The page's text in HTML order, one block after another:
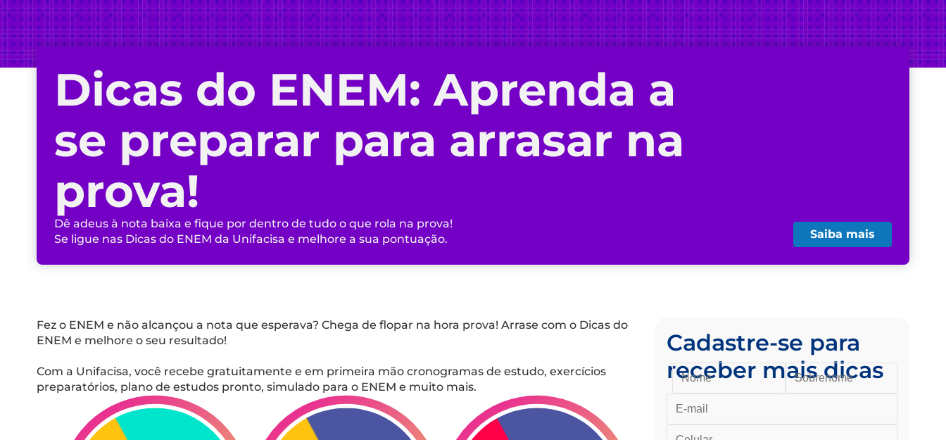
Dicas do ENEM: Aprenda a
se preparar para arrasar na
prova!
Dê adeus à nota baixa e fique por dentro de tudo o que rola na prova!
Se ligue nas Dicas do ENEM da Unifacisa e melhore a sua pontuação.
Saiba mais
Fez o ENEM e não alcançou a nota que esperava? Chega de flopar na hora prova! Arrase com o Dicas do
ENEM e melhore o seu resultado!
Com a Unifacisa, você recebe gratuitamente e em primeira mão cronogramas de estudo, exercícios
preparatórios, plano de estudos pronto, simulado para o ENEM e muito mais.
Cadastre-se para
receber mais dicas